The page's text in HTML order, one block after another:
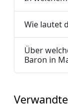
Wie lautet
Über
Baron in